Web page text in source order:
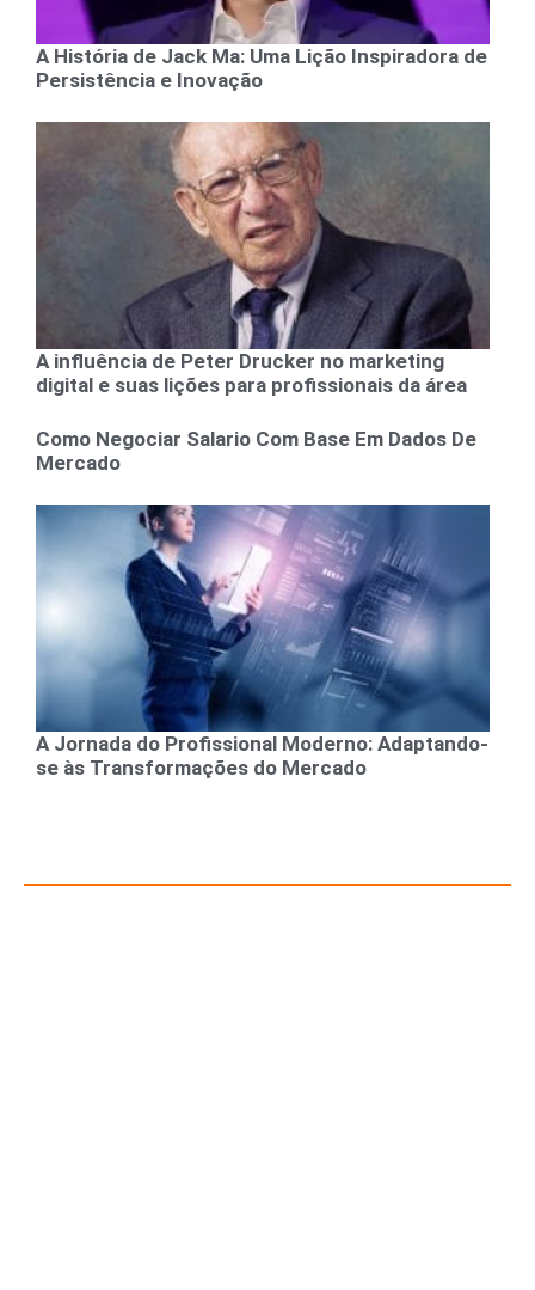
A História de Jack Ma: Uma Lição Inspiradora de
Persistência e Inovação
A influência de Peter Drucker no marketing
digital e suas lições para profissionais da área
Como Negociar Salario Com Base Em Dados De
Mercado
A Jornada do Profissional Moderno: Adaptando-
se às Transformações do Mercado